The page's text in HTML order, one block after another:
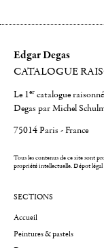
Edgar Degas
CATALOGUE
Le 1er catalogue
Degas par Michel
75014 Paris - France
Tous les contenus de ce site sont
propriété intellectuelle.Dépot
SECTIONS
Accueil
Peintures & pastels